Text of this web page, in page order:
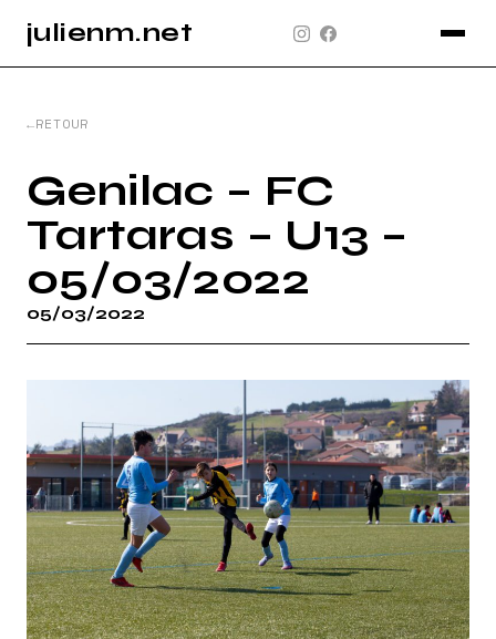
julienm.net
CONCERT
GLASTONBURY
SPORT
INFO
PLAN DU SITE
RETOUR
Genilac – FC
Tartaras – U13 –
05/03/2022
05/03/2022